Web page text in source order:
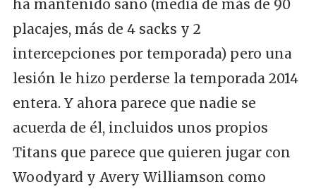
ha mantenido sano (media de más de 90
placajes, más de 4 sacks y 2
intercepciones por temporada) pero una
lesión le hizo perderse la temporada 2014
entera. Y ahora parece que nadie se
acuerda de él, incluidos unos propios
Titans que parece que quieren jugar con
Woodyard y Avery Williamson como